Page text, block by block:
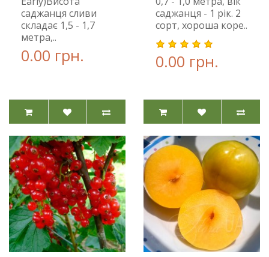
саджанця сливи
складає 1,5 - 1,7
метра,..
0.00 грн.
саджанця - 1 рік. 2
сорт, хороша коре..
0.00 грн.